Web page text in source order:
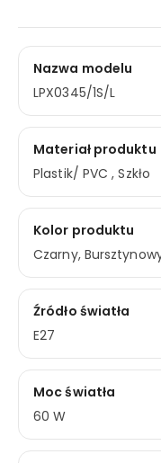
Nazwa modelu
LPX0345/1S/L
Materiał produktu
Plastik/ PVC , Szkło
Kolor produktu
Czarny,
Źródło światła
E27
Moc światła
60 W